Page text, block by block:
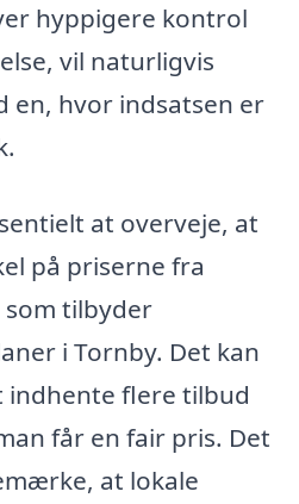
hyppigere kontrol
vil naturligvis
en, hvor indsatsen er
at overveje, at
på priserne fra
tilbyder
i Tornby. Det kan
flere tilbud
får en fair pris. Det
at lokale